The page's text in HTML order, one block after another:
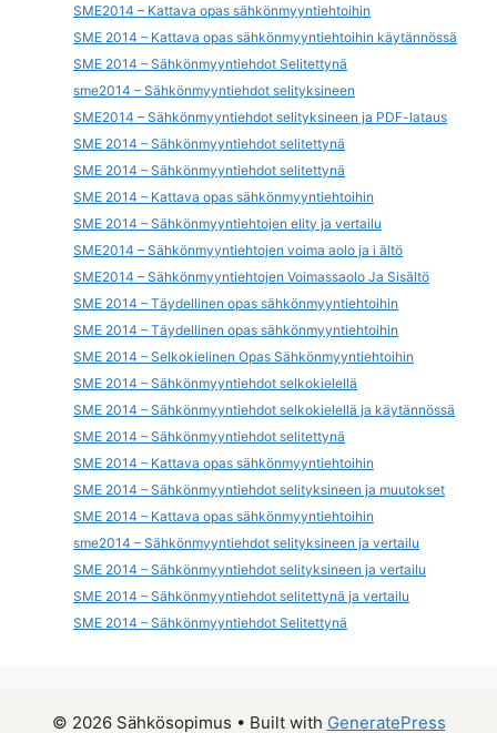
SME2014 – Kattava opas sähkönmyyntiehtoihin
SME 2014 – Kattava opas sähkönmyyntiehtoihin käytännössä
SME 2014 – Sähkönmyyntiehdot Selitettynä
sme2014 – Sähkönmyyntiehdot selityksineen
SME2014 – Sähkönmyyntiehdot selityksineen ja PDF-lataus
SME 2014 – Sähkönmyyntiehdot selitettynä
SME 2014 – Sähkönmyyntiehdot selitettynä
SME 2014 – Kattava opas sähkönmyyntiehtoihin
SME 2014 – Sähkönmyyntiehtojen elity ja vertailu
SME2014 – Sähkönmyyntiehtojen voima aolo ja i ältö
SME2014 – Sähkönmyyntiehtojen Voimassaolo Ja Sisältö
SME 2014 – Täydellinen opas sähkönmyyntiehtoihin
SME 2014 – Täydellinen opas sähkönmyyntiehtoihin
SME 2014 – Selkokielinen Opas Sähkönmyyntiehtoihin
SME 2014 – Sähkönmyyntiehdot selkokielellä
SME 2014 – Sähkönmyyntiehdot selkokielellä ja käytännössä
SME 2014 – Sähkönmyyntiehdot selitettynä
SME 2014 – Kattava opas sähkönmyyntiehtoihin
SME 2014 – Sähkönmyyntiehdot selityksineen ja muutokset
SME 2014 – Kattava opas sähkönmyyntiehtoihin
sme2014 – Sähkönmyyntiehdot selityksineen ja vertailu
SME 2014 – Sähkönmyyntiehdot selityksineen ja vertailu
SME 2014 – Sähkönmyyntiehdot selitettynä ja vertailu
SME 2014 – Sähkönmyyntiehdot Selitettynä
© 2026 Sähkösopimus • Built with GeneratePress